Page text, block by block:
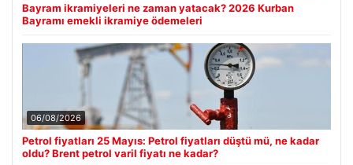
Bayram ikramiyeleri ne zaman yatacak? 2026 Kurban
Bayramı emekli ikramiye ödemeleri
06/08/2026
Petrol fiyatları 25 Mayıs: Petrol fiyatları düştü mü, ne kadar
oldu? Brent petrol varil fiyatı ne kadar?